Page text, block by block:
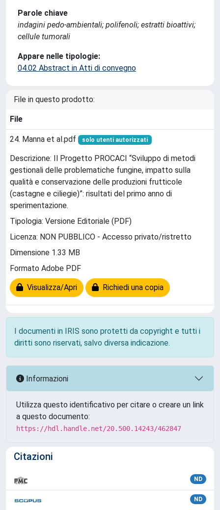
Parole chiave
indagini pedo-ambientali; polifenoli; estratti bioattivi;
cellule tumorali
Appare nelle tipologie:
04.02 Abstract in Atti di convegno
File in questo prodotto:
File
24. Manna et al.pdf solo utenti autorizzati
Descrizione: Il Progetto PROCACI “Sviluppo di metodi
gestionali delle problematiche fungine, impatto sulla
qualità e conservazione delle produzioni frutticole
(castagne e ciliegie)”: risultati del primo anno di
sperimentazione.
Tipologia: Versione Editoriale (PDF)
Licenza: NON PUBBLICO - Accesso privato/ristretto
Dimensione 1.33 MB
Formato Adobe PDF
Visualizza/Apri Richiedi una copia
I documenti in IRIS sono protetti da copyright e tutti i
diritti sono riservati, salvo diversa indicazione.
Informazioni
Utilizza questo identificativo per citare o creare un link
a questo documento:
https://hdl.handle.net/20.500.14243/462847
Citazioni
ND
ND